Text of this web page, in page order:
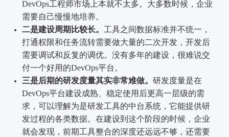
DevOps工程师市场上本就不太多。大多数时候，企业
需要自己慢慢地培养。
二是建设周期比较长。工具之间数据标准并不统一，
打通权限和任务流转需要做大量的二次开发，开发后
需要调试和反复的调优。没有多年的建设，很难说交
付一个好用的DevOps平台。
三是后期的研发度量其实非常难做。研发度量是在
DevOps平台建设成熟、稳定使用后更高一层级的需
求，可以理解为是研发工具的中台系统，它能提供研
发过程的各类数据。在建设到这个阶段的时候，企业
就会发现，前期工具整合的深度还远远不够，还需要